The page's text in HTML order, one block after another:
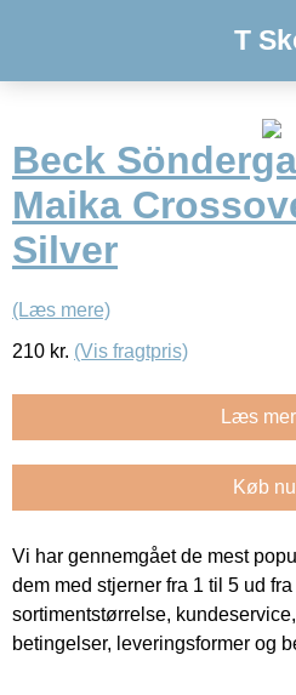
T
Beck
Maika
Silver
(Læs mere)
210 kr. (Vis fragtpris)
Læs
Køb
Vi har gennemgået de mest
dem med stjerner fra 1 til 5 ud
sortimentstørrelse,
betingelser, leveringsformer og